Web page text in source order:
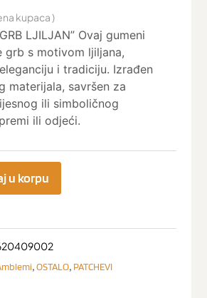
kupaca )
LJILJAN” Ovaj gumeni
grb s motivom ljiljana,
i tradiciju. Izrađen
materijala, savršen za
ili simboličnog
ili odjeći.
u korpu
,OSTALO, PATCHEVI